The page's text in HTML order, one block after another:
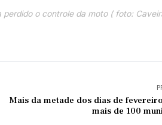
o controle da moto ( foto:
Mais da metade dos dias de
mais de 100